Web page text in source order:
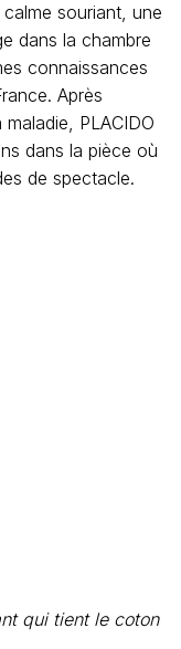
souriant, une
dans la chambre
connaissances
Après
PLACIDO
dans la pièce où
de spectacle.
creusent son
semble